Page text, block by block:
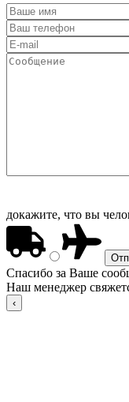
докажите, что вы
Спасибо за Ваше
Наш менеджер